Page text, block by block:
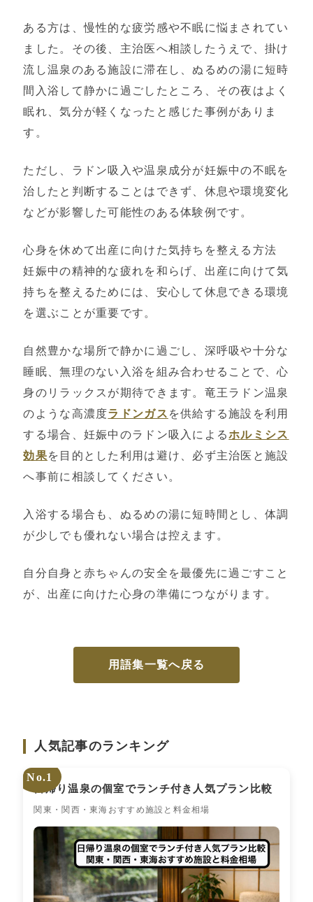
ある方は、慢性的な疲労感や不眠に悩まされてい
ました。その後、主治医へ相談したうえで、掛け
流し温泉のある施設に滞在し、ぬるめの湯に短時
間入浴して静かに過ごしたところ、その夜はよく
眠れ、気分が軽くなったと感じた事例がありま
す。
ただし、ラドン吸入や温泉成分が妊娠中の不眠を
治したと判断することはできず、休息や環境変化
などが影響した可能性のある体験例です。
心身を休めて出産に向けた気持ちを整える方法
妊娠中の精神的な疲れを和らげ、出産に向けて気
持ちを整えるためには、安心して休息できる環境
を選ぶことが重要です。
自然豊かな場所で静かに過ごし、深呼吸や十分な
睡眠、無理のない入浴を組み合わせることで、心
身のリラックスが期待できます。竜王ラドン温泉
のような高濃度ラドンガス を供給する施設を利用
する場合、妊娠中のラドン吸入によるホルミシス
効果を目的とした利用は避け、必ず主治医と施設
へ事前に相談してください。
入浴する場合も、ぬるめの湯に短時間とし、体調
が少しでも優れない場合は控えます。
自分自身と赤ちゃんの安全を最優先に過ごすこと
が、出産に向けた心身の準備につながります。
用語集一覧へ戻る
人気記事のランキング
No.1
日帰り温泉の個室でランチ付き人気プラン比較
関東・関西・東海おすすめ施設と料金相場